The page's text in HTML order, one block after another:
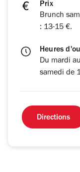
Prix
Brunch
: 13-15 €.
Heures
Du mardi
samedi de
Directions